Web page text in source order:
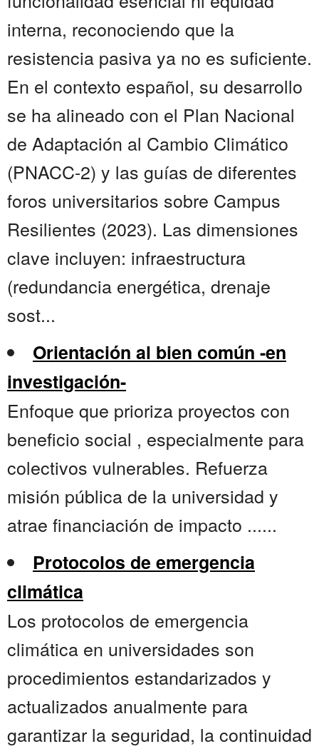
interna, reconociendo que la
resistencia pasiva ya no es suficiente.
En el contexto español, su desarrollo
se ha alineado con el Plan Nacional
de Adaptación al Cambio Climático
(PNACC-2) y las guías de diferentes
foros universitarios sobre Campus
Resilientes (2023). Las dimensiones
clave incluyen: infraestructura
(redundancia energética, drenaje
sost...
Orientación al bien común -en
investigación-
Enfoque que prioriza proyectos con
beneficio social , especialmente para
colectivos vulnerables. Refuerza
misión pública de la universidad y
atrae financiación de impacto ......
Protocolos de emergencia
climática
Los protocolos de emergencia
climática en universidades son
procedimientos estandarizados y
actualizados anualmente para
garantizar la seguridad, la continuidad